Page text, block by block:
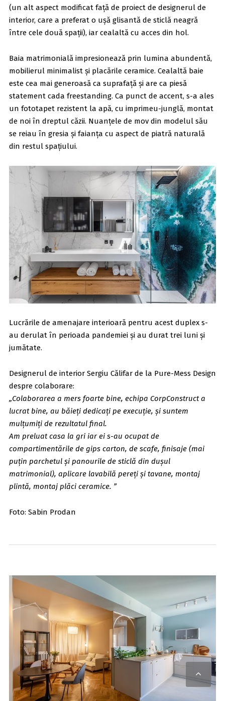
(un alt aspect modificat față de proiect de designerul de
interior, care a preferat o ușă glisantă de sticlă neagră
între cele două spații), iar cealaltă cu acces din hol.
Baia matrimonială impresionează prin lumina abundentă,
mobilierul minimalist și placările ceramice. Cealaltă baie
este cea mai generoasă ca suprafață și are ca piesă
statement cada freestanding. Ca punct de accent, s-a ales
un fototapet rezistent la apă, cu imprimeu-junglă, montat
de noi în dreptul căzii. Nuanțele de mov din modelul său
se reiau în gresia și faianța cu aspect de piatră naturală
din restul spațiului.
Lucrările de amenajare interioară pentru acest duplex s-
au derulat în perioada pandemiei și au durat trei luni și
jumătate.
Designerul de interior Sergiu Călifar de la Pure-Mess Design
despre colaborare:
„Colaborarea a mers foarte bine, echipa CorpConstruct a
lucrat bine, au băieți dedicați pe execuție, și suntem
mulțumiți de rezultatul final.
Am preluat casa la gri iar ei s-au ocupat de
compartimentările de gips carton, de scafe, finisaje (mai
puțin parchetul și panourile de sticlă din dușul
matrimonial), aplicare lavabilă pereți și tavane, montaj
plintă, montaj plăci ceramice. ”
Foto: Sabin Prodan